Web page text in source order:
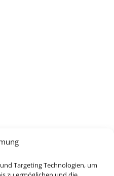
Targeting Technologien, um